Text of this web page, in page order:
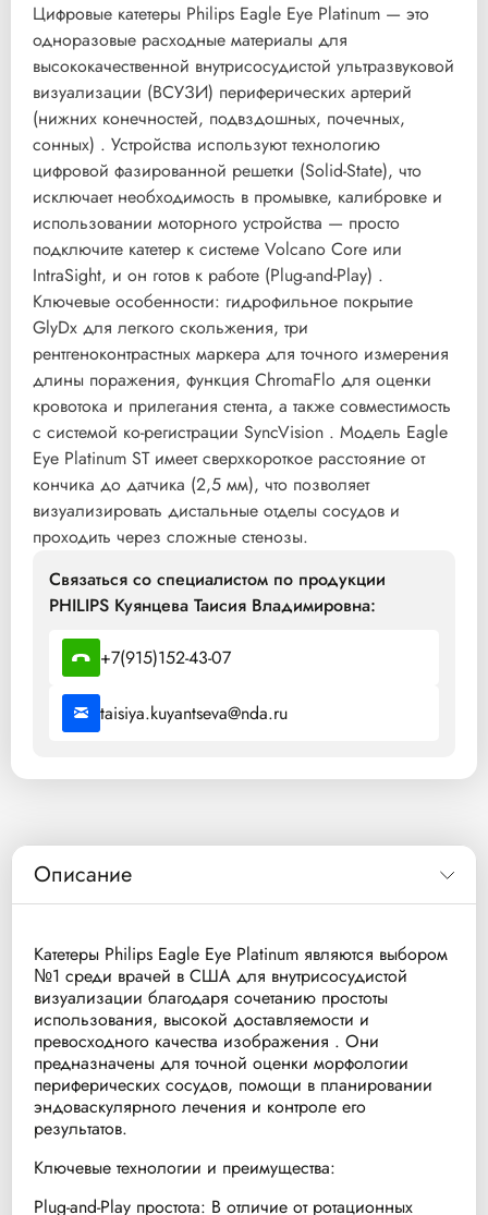
Цифровые катетеры Philips Eagle Eye Platinum — это
одноразовые расходные материалы для
высококачественной внутрисосудистой ультразвуковой
визуализации (ВСУЗИ) периферических артерий
(нижних конечностей, подвздошных, почечных,
сонных) . Устройства используют технологию
цифровой фазированной решетки (Solid-State), что
исключает необходимость в промывке, калибровке и
использовании моторного устройства — просто
подключите катетер к системе Volcano Core или
IntraSight, и он готов к работе (Plug-and-Play) .
Ключевые особенности: гидрофильное покрытие
GlyDx для легкого скольжения, три
рентгеноконтрастных маркера для точного измерения
длины поражения, функция ChromaFlo для оценки
кровотока и прилегания стента, а также совместимость
с системой ко-регистрации SyncVision . Модель Eagle
Eye Platinum ST имеет сверхкороткое расстояние от
кончика до датчика (2,5 мм), что позволяет
визуализировать дистальные отделы сосудов и
проходить через сложные стенозы.
Связаться со специалистом по продукции
PHILIPS Куянцева Таисия Владимировна:
+7(915)152-43-07
taisiya.kuyantseva@nda.ru
Описание
Катетеры Philips Eagle Eye Platinum являются выбором
№1 среди врачей в США для внутрисосудистой
визуализации благодаря сочетанию простоты
использования, высокой доставляемости и
превосходного качества изображения . Они
предназначены для точной оценки морфологии
периферических сосудов, помощи в планировании
эндоваскулярного лечения и контроле его
результатов.
Ключевые технологии и преимущества:
Plug-and-Play простота: В отличие от ротационных